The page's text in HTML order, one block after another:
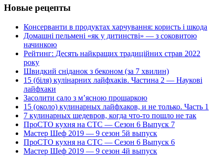
Новые рецепты
Консерванти в продуктах харчування: користь і шкода
Домашні пельмені «як у дитинстві» — з соковитою
начинкою
Рейтинг: Десять найкращих традиційних страв 2022
року
Швидкий сніданок з беконом (за 7 хвилин)
15 (біля) кулінарних лайфхаків. Частина 2 — Наукові
лайфхаки
Засолити сало з м’ясною прошаркою
15 (около) кулинарных лайфхаков, и не только. Часть 1
7 кулинарных шедевров, когда что-то пошло не так
ПроСТО кухня на СТС — Сезон 6 Выпуск 7
Мастер Шеф 2019 — 9 сезон 5й выпуск
ПроСТО кухня на СТС — Сезон 6 Выпуск 6
Мастер Шеф 2019 — 9 сезон 4й выпуск